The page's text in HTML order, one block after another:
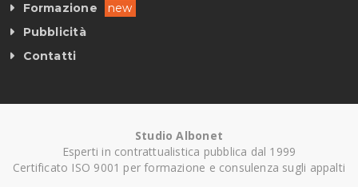
Formazione
new
Pubblicità
Contatti
Studio Albonet
Esperti in contrattualistica pubblica dal 1999
Certificato ISO 9001 per formazione e consulenza sugli appalti